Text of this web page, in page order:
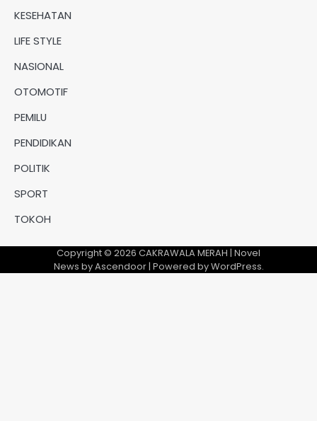
KESEHATAN
LIFE STYLE
NASIONAL
OTOMOTIF
PEMILU
PENDIDIKAN
POLITIK
SPORT
TOKOH
Copyright © 2026 CAKRAWALA MERAH | Novel
News byAscendoor| Powered byWordPress.